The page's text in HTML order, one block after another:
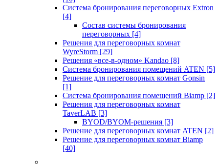
Система бронирования переговорных Extron
[4]
Состав системы бронирования
переговорных [4]
Решения для переговорных комнат
WyreStorm [29]
Решения «все-в-одном» Kandao [8]
Система бронирования помещений ATEN [5]
Решение для переговорных комнат Gonsin
[1]
Система бронирования помещений Biamp [2]
Решения для переговорных комнат
TaverLAB [3]
BYOD/BYOM-решения [3]
Решение для переговорных комнат ATEN [2]
Решение для переговорных комнат Biamp
[40]